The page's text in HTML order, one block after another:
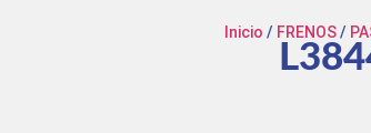
Inicio / FRENOS/